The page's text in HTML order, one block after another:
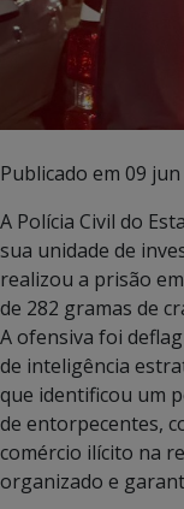
Publicado em 09 jun
A Polícia Civil do
sua unidade de
realizou a prisão
de 282 gramas de
A ofensiva foi
de inteligência
que identificou um
de entorpecentes,
comércio ilícito na
organizado e